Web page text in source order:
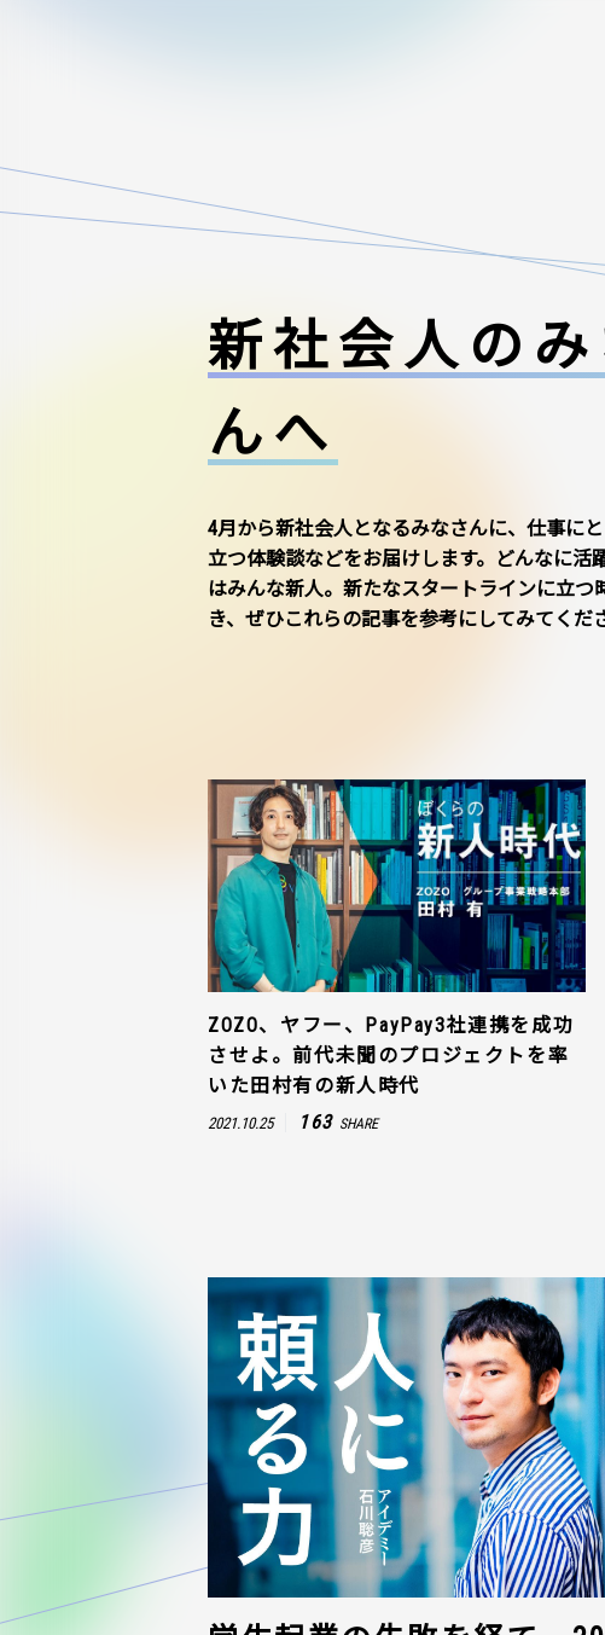
新社会人のみ
んへ
4月から新社会人となるみなさんに、仕事に
立つ体験談などをお届けします。どんなに活
はみんな新人。新たなスタートラインに立つ
き、ぜひこれらの記事を参考にしてみてくだ
ZOZO、ヤフー、PayPay3社連携を成功
させよ。前代未聞のプロジェクトを率
いた田村有の新人時代
2021.10.25 163 SHARE